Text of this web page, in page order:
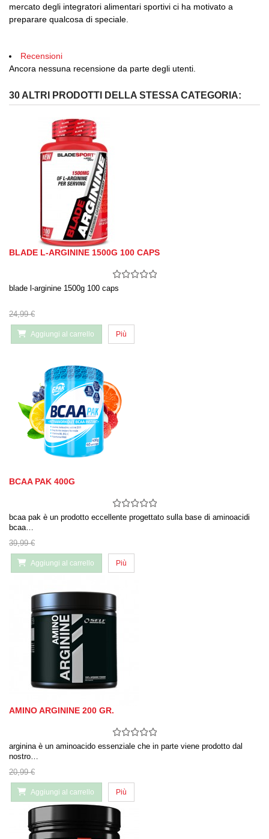
mercato degli integratori alimentari sportivi ci ha motivato a
preparare qualcosa di speciale.
Recensioni
Ancora nessuna recensione da parte degli utenti.
30 ALTRI PRODOTTI DELLA STESSA CATEGORIA:
BLADE L-ARGININE 1500G 100 CAPS
blade l-arginine 1500g 100 caps
24,99 €
Aggiungi al carrello Più
BCAA PAK 400G
bcaa pak è un prodotto eccellente progettato sulla base di aminoacidi
bcaa…
39,99 €
Aggiungi al carrello Più
AMINO ARGININE 200 GR.
arginina è un aminoacido essenziale che in parte viene prodotto dal
nostro…
20,99 €
Aggiungi al carrello Più